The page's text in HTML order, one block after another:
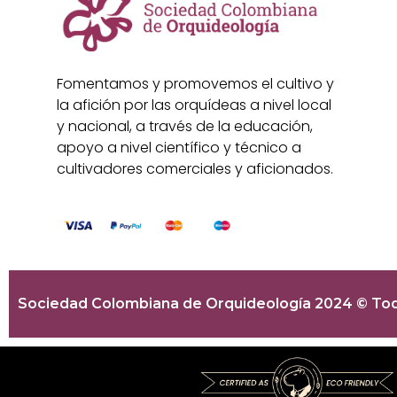
Fomentamos y promovemos el cultivo y
la afición por las orquídeas a nivel local
y nacional, a través de la educación,
apoyo a nivel científico y técnico a
cultivadores comerciales y aficionados.
Sociedad Colombiana de Orquideología 2024 ©